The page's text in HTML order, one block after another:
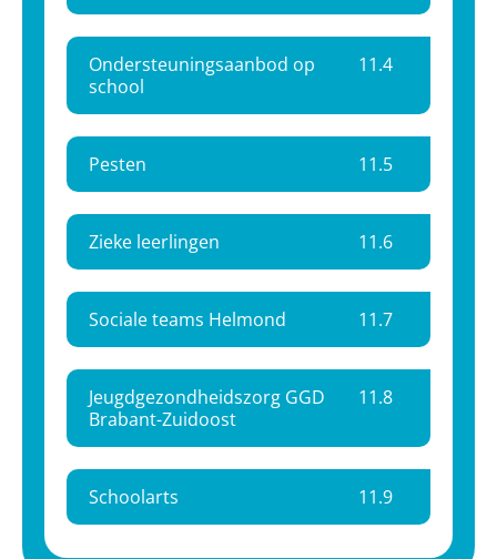
Ondersteuningsaanbod op
school
11.4
Pesten 11.5
Zieke leerlingen 11.6
Sociale teams Helmond 11.7
Jeugdgezondheidszorg GGD
Brabant-Zuidoost
11.8
Schoolarts 11.9